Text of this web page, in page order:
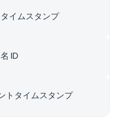
イムスタンプ
ID
トタイムスタンプ